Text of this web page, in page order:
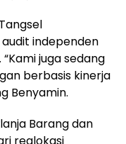
independen
juga sedang
berbasis kinerja
Benyamin.
Barang dan
realokasi